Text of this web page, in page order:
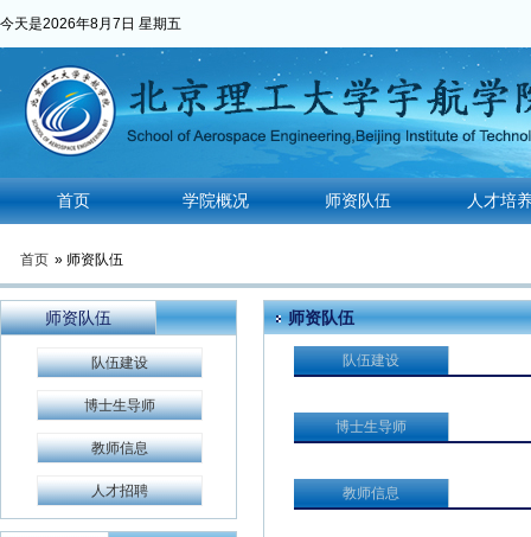
今天是2026年8月7日 星期五
首页 学院概况 师资队伍 人才培
首页 » 师资队伍
师资队伍
队伍建设
博士生导师
教师信息
人才招聘
师资队伍
队伍建设
博士生导师
教师信息